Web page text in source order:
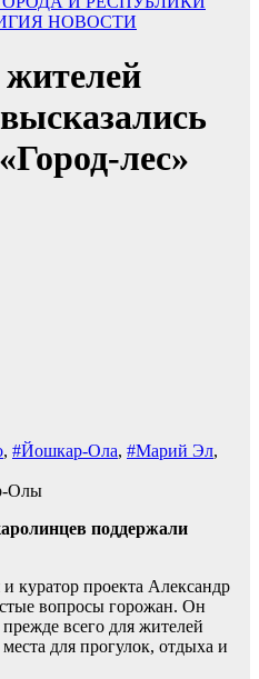
НОВОСТИ
лес»
, #Йошкар-Ола, #Марий Эл,
Олы
поддержали
куратор проекта Александр
вопросы горожан. Он
прежде всего для жителей
для прогулок, отдыха и